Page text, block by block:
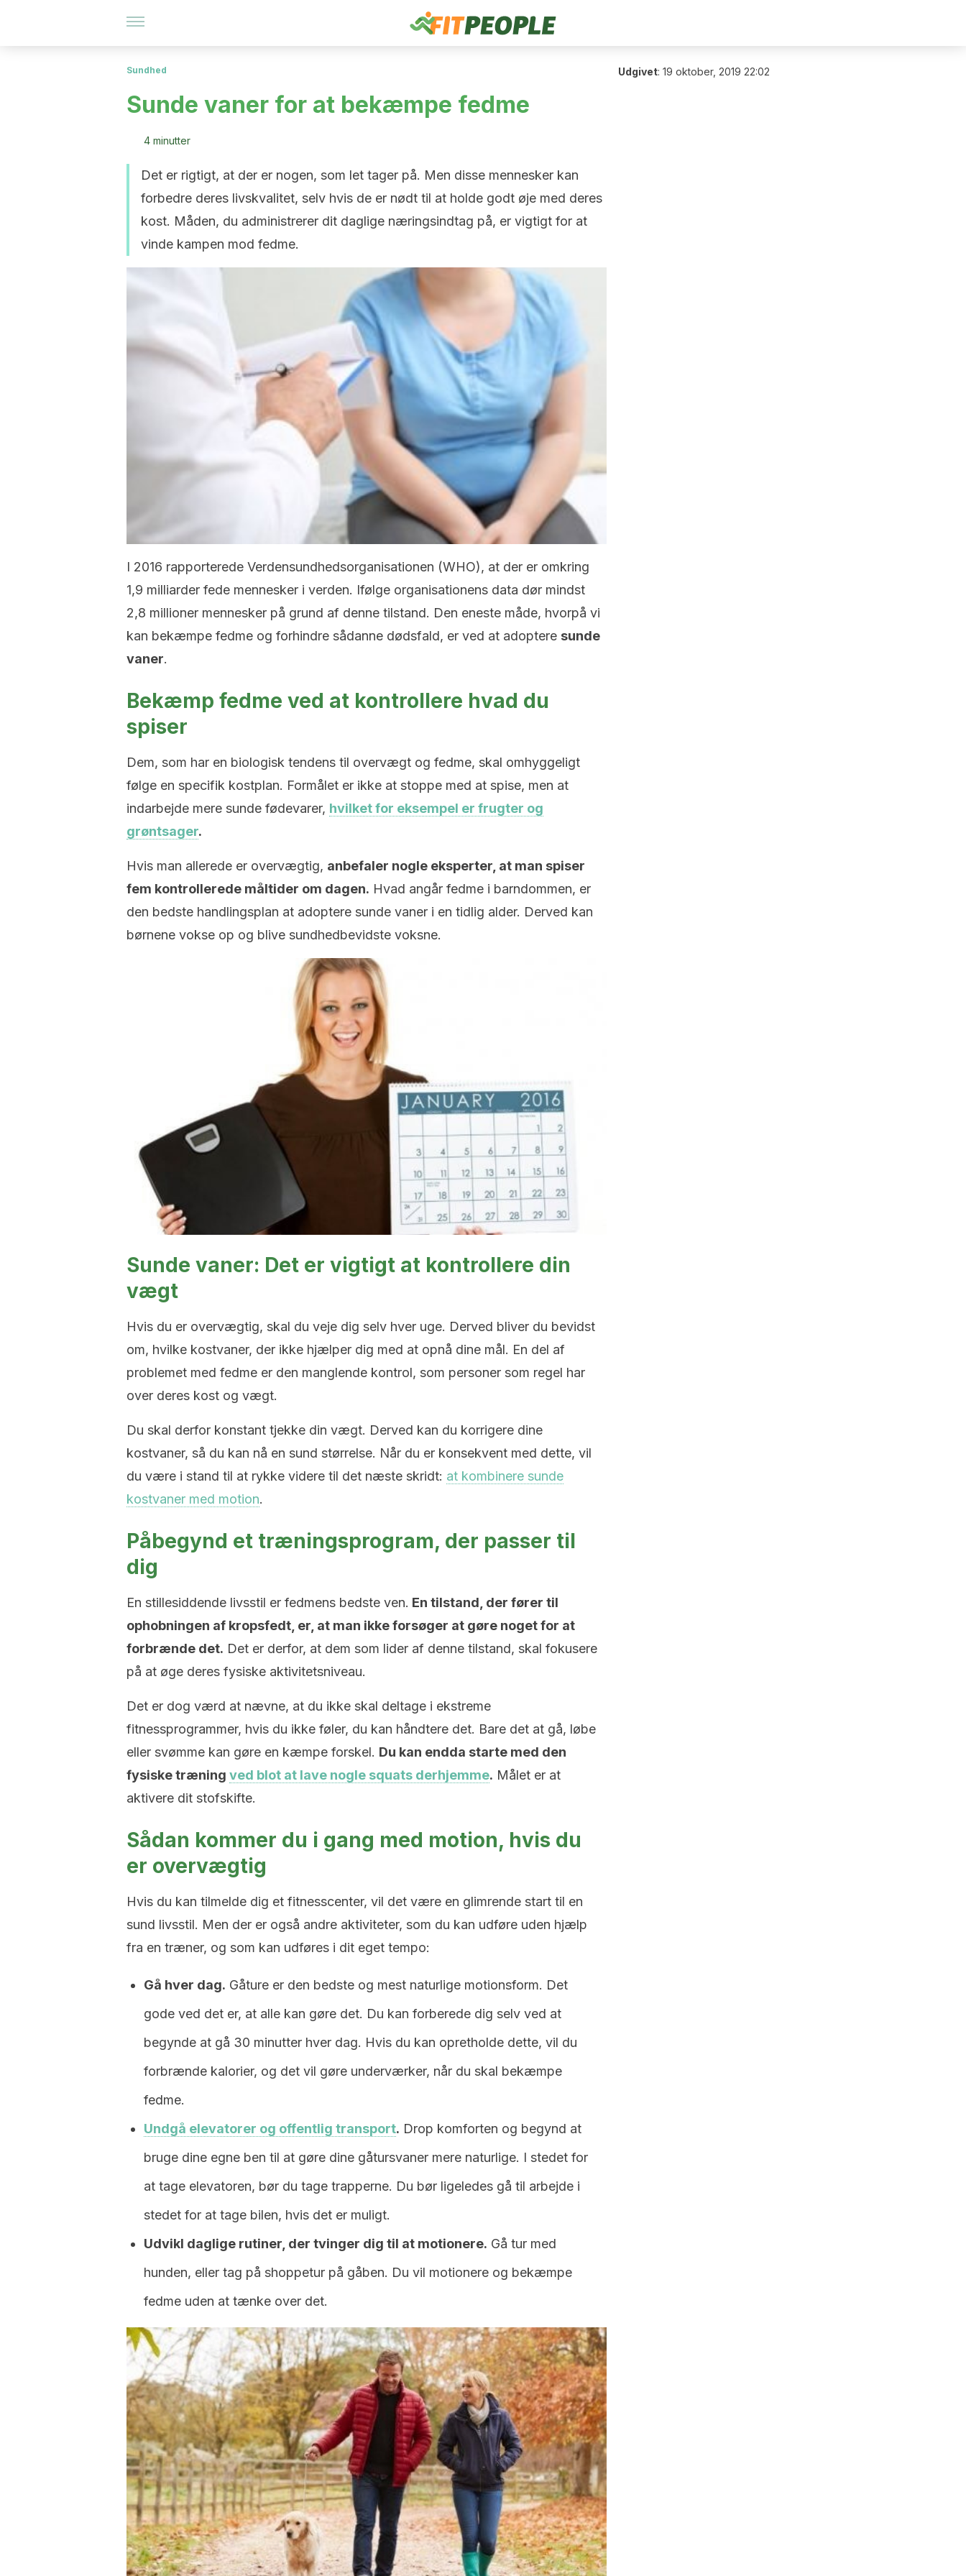
Sundhed
Sunde vaner for at bekæmpe fedme
4 minutter
Det er rigtigt, at der er nogen, som let tager på. Men disse mennesker kan
forbedre deres livskvalitet, selv hvis de er nødt til at holde godt øje med deres
kost. Måden, du administrerer dit daglige næringsindtag på, er vigtigt for at
vinde kampen mod fedme.
I 2016 rapporterede Verdensundhedsorganisationen (WHO), at der er omkring
1,9 milliarder fede mennesker i verden. Ifølge organisationens data dør mindst
2,8 millioner mennesker på grund af denne tilstand. Den eneste måde, hvorpå vi
kan bekæmpe fedme og forhindre sådanne dødsfald, er ved at adoptere sunde
vaner.
Bekæmp fedme ved at kontrollere hvad du
spiser
Dem, som har en biologisk tendens til overvægt og fedme, skal omhyggeligt
følge en specifik kostplan. Formålet er ikke at stoppe med at spise, men at
indarbejde mere sunde fødevarer, hvilket for eksempel er frugter og
grøntsager.
Hvis man allerede er overvægtig, anbefaler nogle eksperter, at man spiser
fem kontrollerede måltider om dagen. Hvad angår fedme i barndommen, er
den bedste handlingsplan at adoptere sunde vaner i en tidlig alder. Derved kan
børnene vokse op og blive sundhedbevidste voksne.
Sunde vaner: Det er vigtigt at kontrollere din
vægt
Hvis du er overvægtig, skal du veje dig selv hver uge. Derved bliver du bevidst
om, hvilke kostvaner, der ikke hjælper dig med at opnå dine mål. En del af
problemet med fedme er den manglende kontrol, som personer som regel har
over deres kost og vægt.
Du skal derfor konstant tjekke din vægt. Derved kan du korrigere dine
kostvaner, så du kan nå en sund størrelse. Når du er konsekvent med dette, vil
du være i stand til at rykke videre til det næste skridt: at kombinere sunde
kostvaner med motion.
Påbegynd et træningsprogram, der passer til
dig
En stillesiddende livsstil er fedmens bedste ven. En tilstand, der fører til
ophobningen af kropsfedt, er, at man ikke forsøger at gøre noget for at
forbrænde det. Det er derfor, at dem som lider af denne tilstand, skal fokusere
på at øge deres fysiske aktivitetsniveau.
Det er dog værd at nævne, at du ikke skal deltage i ekstreme
fitnessprogrammer, hvis du ikke føler, du kan håndtere det. Bare det at gå, løbe
eller svømme kan gøre en kæmpe forskel. Du kan endda starte med den
fysiske træning ved blot at lave nogle squats derhjemme. Målet er at
aktivere dit stofskifte.
Sådan kommer du i gang med motion, hvis du
er overvægtig
Hvis du kan tilmelde dig et fitnesscenter, vil det være en glimrende start til en
sund livsstil. Men der er også andre aktiviteter, som du kan udføre uden hjælp
fra en træner, og som kan udføres i dit eget tempo:
Gå hver dag. Gåture er den bedste og mest naturlige motionsform. Det
gode ved det er, at alle kan gøre det. Du kan forberede dig selv ved at
begynde at gå 30 minutter hver dag. Hvis du kan opretholde dette, vil du
forbrænde kalorier, og det vil gøre underværker, når du skal bekæmpe
fedme.
Undgå elevatorer og offentlig transport. Drop komforten og begynd at
bruge dine egne ben til at gøre dine gåtursvaner mere naturlige. I stedet for
at tage elevatoren, bør du tage trapperne. Du bør ligeledes gå til arbejde i
stedet for at tage bilen, hvis det er muligt.
Udvikl daglige rutiner, der tvinger dig til at motionere. Gå tur med
hunden, eller tag på shoppetur på gåben. Du vil motionere og bekæmpe
fedme uden at tænke over det.
Udgivet: 19 oktober, 2019 22:02